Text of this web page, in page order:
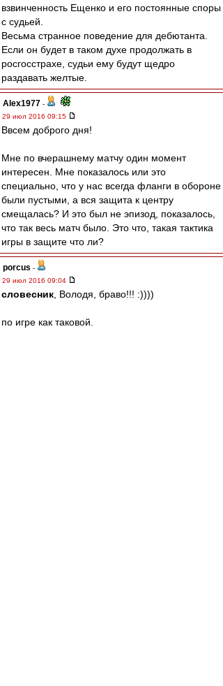
взвинченность Ещенко и его постоянные споры
с судьей.
Весьма странное поведение для дебютанта.
Если он будет в таком духе продолжать в
росгосстрахе, судьи ему будут щедро
раздавать желтые.
Alex1977 -
29 июл 2016 09:15
Ввсем доброго дня!
Мне по вчерашнему матчу один момент
интересен. Мне показалось или это
специально, что у нас всегда фланги в обороне
были пустыми, а вся защита к центру
смещалась? И это был не эпизод, показалось,
что так весь матч было. Это что, такая тактика
игры в защите что ли?
porcus -
29 июл 2016 09:04
словесник , Володя, браво!!! :))))
по игре как таковой.